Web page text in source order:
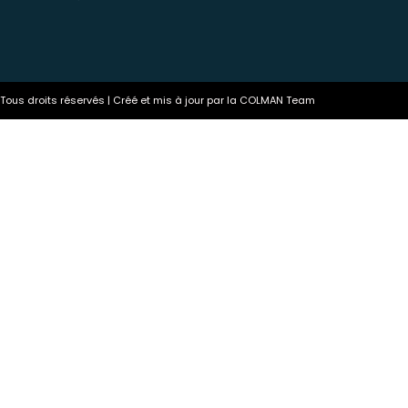
droits réservés | Créé et mis à jour par la COLMAN Team